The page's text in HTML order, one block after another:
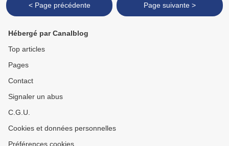
< Page précédente Page suivante >
Hébergé par Canalblog
Top articles
Pages
Contact
Signaler un abus
C.G.U.
Cookies et données personnelles
Préférences cookies